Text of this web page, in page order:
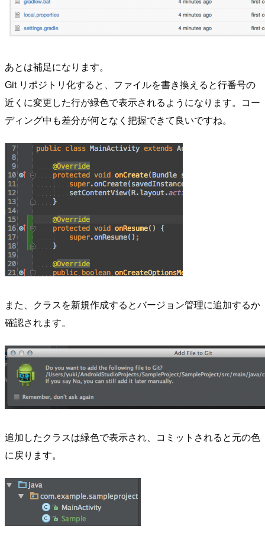
あとは補足になります。
Git リポジトリ化すると、ファイルを書き換えると行番号の
近くに変更した行が緑色で表示されるようになります。コー
ディング中も差分が何となく把握できて良いですね。
また、クラスを新規作成するとバージョン管理に追加するか
確認されます。
追加したクラスは緑色で表示され、コミットされると元の色
に戻ります。